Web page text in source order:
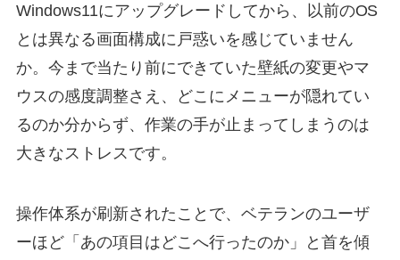
Windows11にアップグレードしてから、以前のOS
とは異なる画面構成に戸惑いを感じていません
か。今まで当たり前にできていた壁紙の変更やマ
ウスの感度調整さえ、どこにメニューが隠れてい
るのか分からず、作業の手が止まってしまうのは
大きなストレスです。
操作体系が刷新されたことで、ベテランのユーザ
ーほど「あの項目はどこへ行ったのか」と首を傾